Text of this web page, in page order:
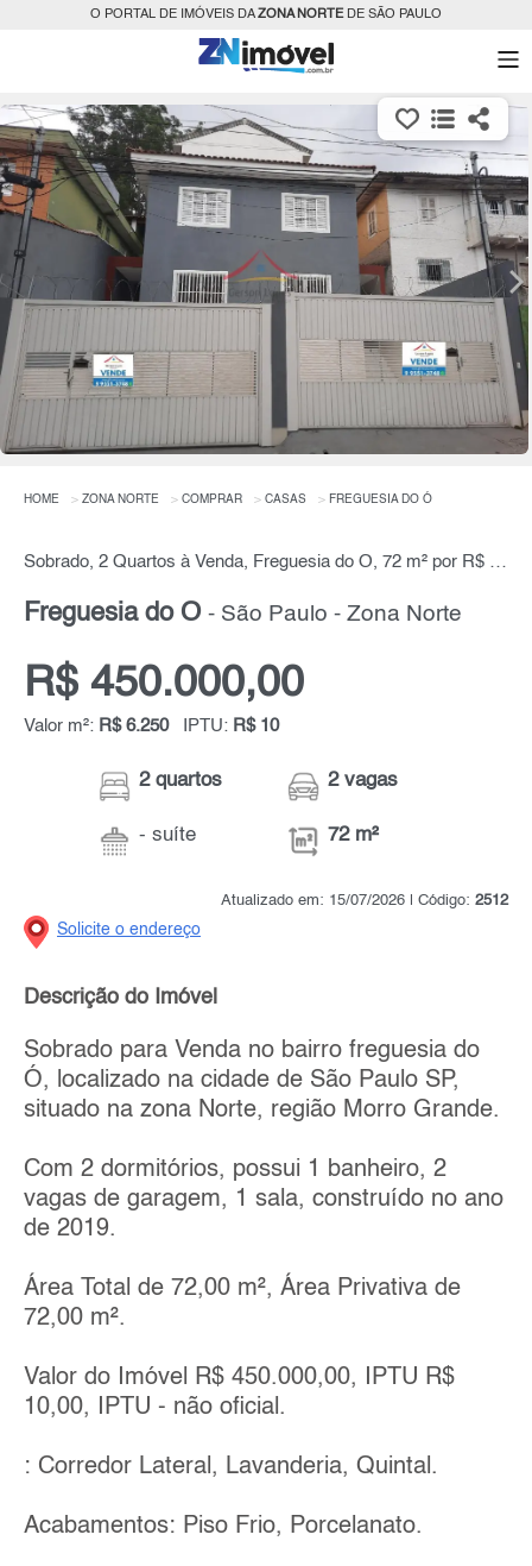
O PORTAL DE IMÓVEIS DAZONA NORTEDE SÃO PAULO
HOME ZONA NORTE COMPRAR CASAS FREGUESIA DO Ó
Sobrado, 2 Quartos à Venda, Freguesia do Ó, 72 m² por R$ 450.000,00
Freguesia do Ó - São Paulo - Zona Norte
R$ 450.000,00
Valor m²: R$ 6.250 IPTU: R$ 10
2 quartos
- suíte
2 vagas
72 m²
Atualizado em: 15/07/2026 | Código: 2512
Solicite o endereço
Descrição do Imóvel
Sobrado para Venda no bairro freguesia do
Ó, localizado na cidade de São Paulo SP,
situado na zona Norte, região Morro Grande.
Com 2 dormitórios, possui 1 banheiro, 2
vagas de garagem, 1 sala, construído no ano
de 2019.
Área Total de 72,00 m², Área Privativa de
72,00 m².
Valor do Imóvel R$ 450.000,00, IPTU R$
10,00, IPTU - não oficial.
: Corredor Lateral, Lavanderia, Quintal.
Acabamentos: Piso Frio, Porcelanato.